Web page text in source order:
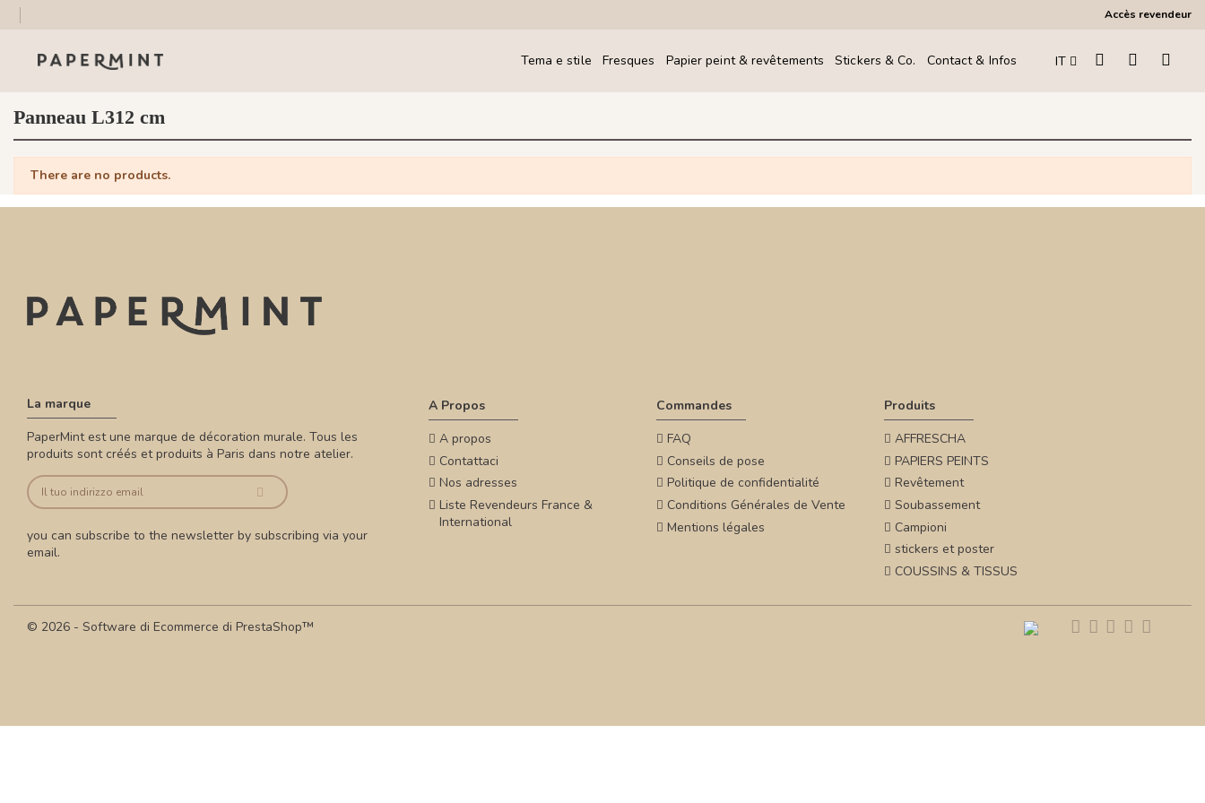
Accès revendeur
Tema e stile Fresques Papier peint & revêtements Stickers & Co. Contact & Infos IT
Panneau L312 cm
There are no products.
La marque
PaperMint est une marque de décoration murale. Tous les
produits sont créés et produits à Paris dans notre atelier.
you can subscribe to the newsletter by subscribing via your
email.
A Propos
A propos
Contattaci
Nos adresses
Liste Revendeurs France &
International
Commandes
FAQ
Conseils de pose
Politique de confidentialité
Conditions Générales de Vente
Mentions légales
Produits
AFFRESCHA
PAPIERS PEINTS
Revêtement
Soubassement
Campioni
stickers et poster
COUSSINS & TISSUS
© 2026 - Software di Ecommerce di PrestaShop™